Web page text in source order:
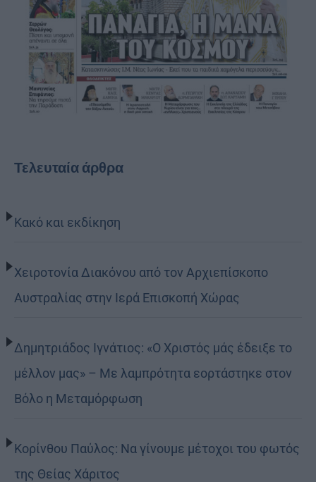
Τελευταία άρθρα
Κακό και εκδίκηση
Χειροτονία Διακόνου από τον Αρχιεπίσκοπο
Αυστραλίας στην Ιερά Επισκοπή Χώρας
Δημητριάδος Ιγνάτιος: «Ο Χριστός μάς έδειξε το
μέλλον μας» – Με λαμπρότητα εορτάστηκε στον
Βόλο η Μεταμόρφωση
Κορίνθου Παύλος: Να γίνουμε μέτοχοι του φωτός
της Θείας Χάριτος